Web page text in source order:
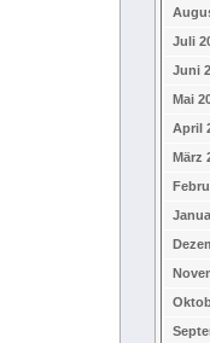
Juli
Juni
Mai
April
März